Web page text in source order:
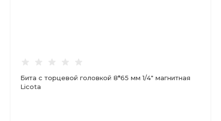
Бита с торцевой головкой 8*65 мм 1/4" магнитная
Licota